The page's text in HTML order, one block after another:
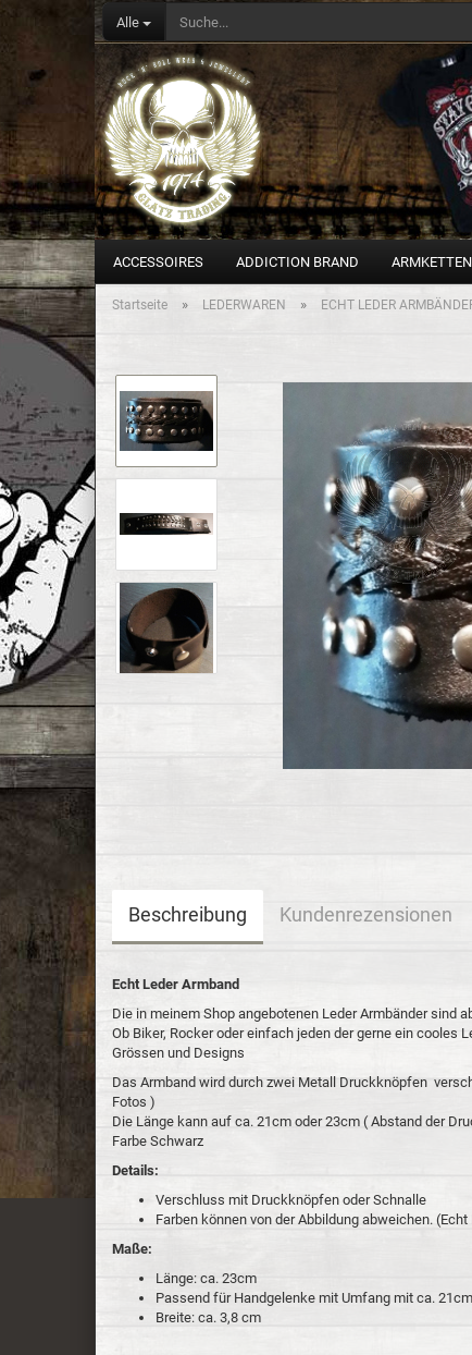
Alle
ACCESSOIRES ADDICTION BRAND ARMKETTEN
Startseite » LEDERWAREN » ECHT LEDER
Beschreibung Kundenrezensionen
Echt Leder Armband
Die in meinem Shop angebotenen Leder Armbänder sind
Ob Biker, Rocker oder einfach jeden der gerne ein cooles
Grössen und Designs
Das Armband wird durch zwei Metall Druckknöpfen
Fotos )
Die Länge kann auf ca. 21cm oder 23cm ( Abstand der
Farbe Schwarz
Details:
Verschluss mit Druckknöpfen oder Schnalle
Farben können von der Abbildung abweichen. (Echt
Maße:
Länge: ca. 23cm
Passend für Handgelenke mit Umfang mit ca.
Breite: ca. 3,8 cm